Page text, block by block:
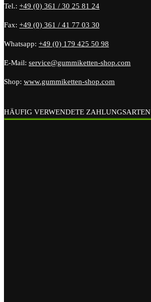
Tel.: +49 (0) 361 / 30 25 81 24
Fax: +49 (0) 361 / 41 77 03 30
Whatsapp: +49 (0) 179 425 50 98
E-Mail: service@gummiketten-shop.com
Shop: www.gummiketten-shop.com
HÄUFIG VERWENDETE ZAHLUNGSARTEN